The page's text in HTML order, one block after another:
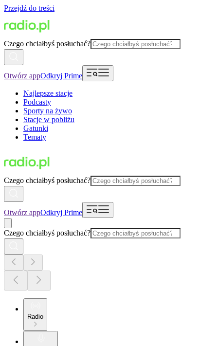
Przejdź do treści
Czego chciałbyś posłuchać?
Otwórz appOdkryj Prime
Najlepsze stacje
Podcasty
Sporty na żywo
Stacje w pobliżu
Gatunki
Tematy
Czego chciałbyś posłuchać?
Otwórz appOdkryj Prime
Czego chciałbyś posłuchać?
Radio